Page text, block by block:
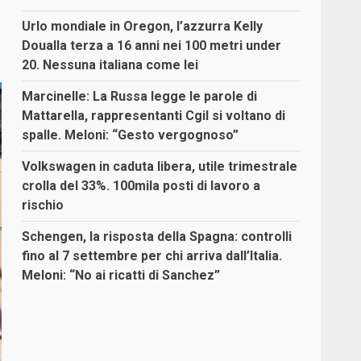
Urlo mondiale in Oregon, l’azzurra Kelly
Doualla terza a 16 anni nei 100 metri under
20. Nessuna italiana come lei
Marcinelle: La Russa legge le parole di
Mattarella, rappresentanti Cgil si voltano di
spalle. Meloni: “Gesto vergognoso”
Volkswagen in caduta libera, utile trimestrale
crolla del 33%. 100mila posti di lavoro a
rischio
Schengen, la risposta della Spagna: controlli
fino al 7 settembre per chi arriva dall’Italia.
Meloni: “No ai ricatti di Sanchez”